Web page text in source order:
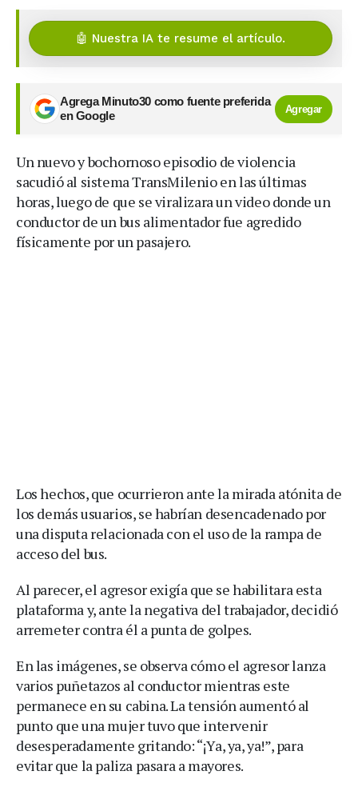
🤖 Nuestra IA te resume el artículo.
Agrega Minuto30 como fuente preferida
en Google
Agregar
Un nuevo y bochornoso episodio de violencia
sacudió al sistema TransMilenio en las últimas
horas, luego de que se viralizara un video donde un
conductor de un bus alimentador fue agredido
físicamente por un pasajero.
Los hechos, que ocurrieron ante la mirada atónita de
los demás usuarios, se habrían desencadenado por
una disputa relacionada con el uso de la rampa de
acceso del bus.
Al parecer, el agresor exigía que se habilitara esta
plataforma y, ante la negativa del trabajador, decidió
arremeter contra él a punta de golpes.
En las imágenes, se observa cómo el agresor lanza
varios puñetazos al conductor mientras este
permanece en su cabina. La tensión aumentó al
punto que una mujer tuvo que intervenir
desesperadamente gritando: “¡Ya, ya, ya!”, para
evitar que la paliza pasara a mayores.